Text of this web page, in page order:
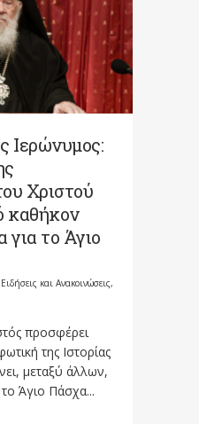
Ιερώνυμος:
Χριστού
καθήκον
το Άγιο
Ειδήσεις και Ανακοινώσεις,
προσφέρει
της Ιστορίας
μεταξύ άλλων,
Άγιο Πάσχα...